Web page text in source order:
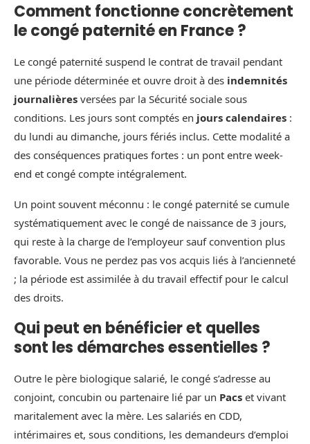
Comment fonctionne concrètement
le congé paternité en France ?
Le congé paternité suspend le contrat de travail pendant
une période déterminée et ouvre droit à des indemnités
journalières versées par la Sécurité sociale sous
conditions. Les jours sont comptés en jours calendaires :
du lundi au dimanche, jours fériés inclus. Cette modalité a
des conséquences pratiques fortes : un pont entre week-
end et congé compte intégralement.
Un point souvent méconnu : le congé paternité se cumule
systématiquement avec le congé de naissance de 3 jours,
qui reste à la charge de l’employeur sauf convention plus
favorable. Vous ne perdez pas vos acquis liés à l’ancienneté
; la période est assimilée à du travail effectif pour le calcul
des droits.
Qui peut en bénéficier et quelles
sont les démarches essentielles ?
Outre le père biologique salarié, le congé s’adresse au
conjoint, concubin ou partenaire lié par un Pacs et vivant
maritalement avec la mère. Les salariés en CDD,
intérimaires et, sous conditions, les demandeurs d’emploi